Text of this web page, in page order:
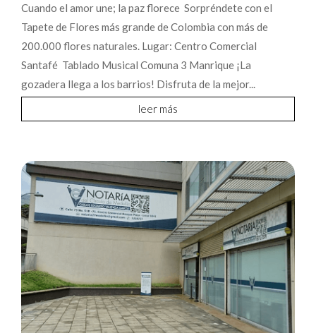
Cuando el amor une; la paz florece Sorpréndete con el
Tapete de Flores más grande de Colombia con más de
200.000 flores naturales. Lugar: Centro Comercial
Santafé Tablado Musical Comuna 3 Manrique ¡La
gozadera llega a los barrios! Disfruta de la mejor...
leer más